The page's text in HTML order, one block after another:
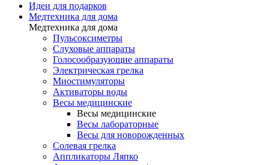
Идеи для подарков
Медтехника для дома
Медтехника для дома
Пульсоксиметры
Слуховые аппараты
Голосообразующие аппараты
Электрическая грелка
Миостимуляторы
Активаторы воды
Весы медицинские
Весы медицинские
Весы лабораторные
Весы для новорожденных
Солевая грелка
Аппликаторы Ляпко